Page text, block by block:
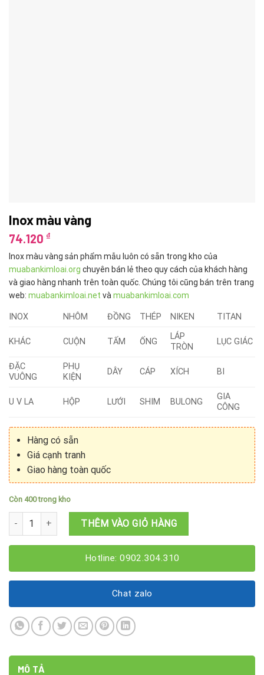
Inox màu vàng
74.120 ₫
Inox màu vàng sản phẩm mẫu luôn có sẵn trong kho của
muabankimloai.org chuyên bán lẻ theo quy cách của khách hàng
và giao hàng nhanh trên toàn quốc. Chúng tôi cũng bán trên trang
web: muabankimloai.net và muabankimloai.com
INOX NHÔM ĐỒNG THÉP NIKEN TITAN
KHÁC CUỘN TẤM ỐNG
LÁP
TRÒN
LỤC GIÁC
ĐẶC
VUÔNG
PHỤ
KIỆN
DÂY CÁP XÍCH BI
U V LA HỘP LƯỚI SHIM BULONG
GIA
CÔNG
Hàng có sẵn
Giá cạnh tranh
Giao hàng toàn quốc
Còn 400 trong kho
Inox màu vàng số lượngTHÊM VÀO GIỎ HÀNG
Hotline: 0902.304.310
Chat zalo
MÔ TẢ